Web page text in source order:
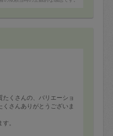
くさんの、バリエーショ
さんありがとうございま
。
す。